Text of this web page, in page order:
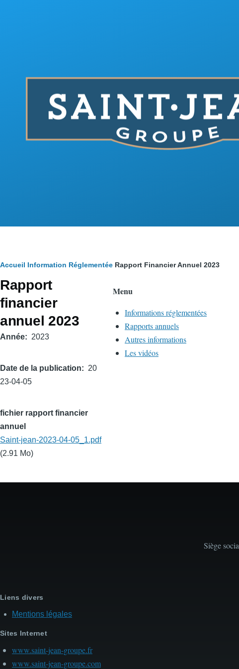
Fil
d'Ariane
Accueil Information Réglementée Rapport Financier Annuel 2023
Rapport
financier
annuel 2023
Année 2023
Date de la publication
20
23-04-05
fichier rapport financier
annuel
Saint-jean-2023-04-05_1.pdf
(2.91 Mo)
Menu
Informations réglementées
Rapports annuels
Autres informations
Les vidéos
Siège
Liens divers
Mentions légales
Sites Internet
www.saint-jean-groupe.fr
www.saint-jean-groupe.com